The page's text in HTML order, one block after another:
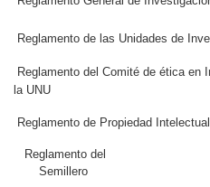
Reglamento de las Unidades de
Reglamento del Comité de ética en
la UNU
Reglamento de Propiedad Intelectual
Reglamento del
Semillero